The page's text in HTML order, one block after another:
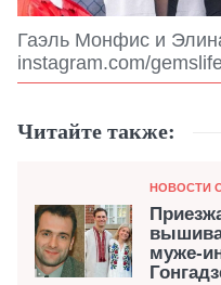
Гаэль Монфис и
instagram.com/
Читайте также:
Категория
НОВОСТИ
муже-